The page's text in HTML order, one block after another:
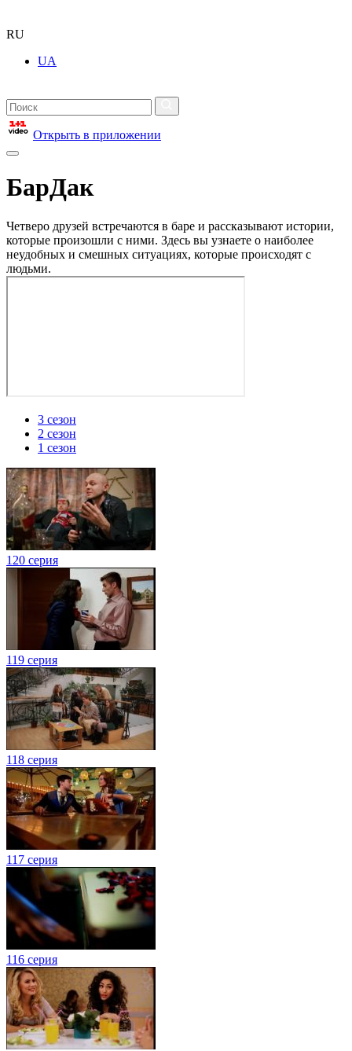
RU
UA
Открыть в приложении
БарДак
Четверо друзей встречаются в баре и рассказывают истории,
которые произошли с ними. Здесь вы узнаете о наиболее
неудобных и смешных ситуациях, которые происходят с
людьми.
3 сезон
2 сезон
1 сезон
120 серия
119 серия
118 серия
117 серия
116 серия